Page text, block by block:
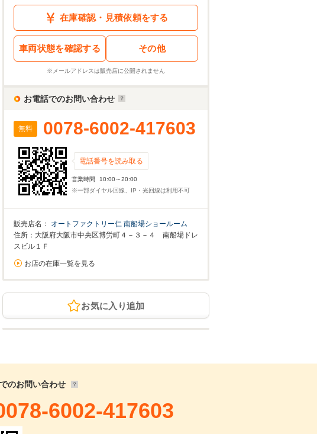
在庫確認・見積依頼をする
車両状態を確認する その他
※メールアドレスは販売店に公開されません
お電話でのお問い合わせ
無料 0078-6002-417603
電話番号を読み取る
営業時間
10:00～20:00
※一部ダイヤル回線、IP・光回線は利用不可
販売店名： オートファクトリー仁 南船場ショールーム
住所：大阪府大阪市中央区博労町４－３－４ 南船場ドレ
スビル１Ｆ
お店の在庫一覧を見る
お気に入り追加
のお問い合わせ
6002-417603